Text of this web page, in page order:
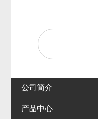
公司简介
产品中心